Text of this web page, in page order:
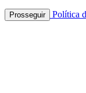
Prosseguir Política